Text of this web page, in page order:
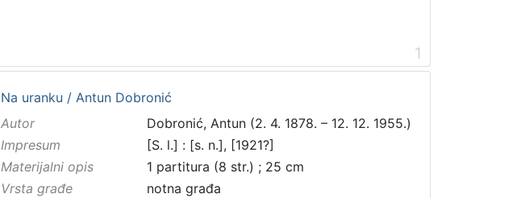
1
Na uranku / Antun Dobronić
Autor
Dobronić, Antun (2. 4. 1878. – 12. 12. 1955.)
Impresum
[S. l.] : [s. n.], [1921?]
Materijalni opis
1 partitura (8 str.) ; 25 cm
Vrsta građe
notna građa